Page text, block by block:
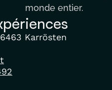
monde entier.
Karrösten